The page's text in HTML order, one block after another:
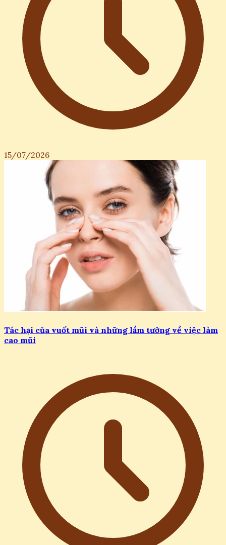
15/07/2026
Tác hại của vuốt mũi và những lầm tưởng về việc làm
cao mũi